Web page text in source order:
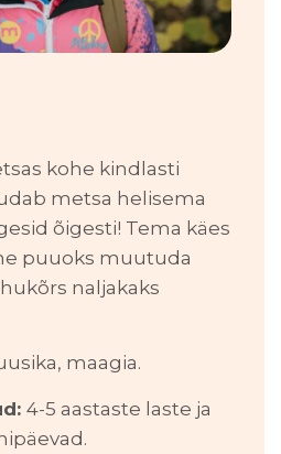
kohe kindlasti
metsa helisema
õigesti! Tema käes
puuoks muutuda
naljakaks
maagia.
4-5 aastaste laste ja